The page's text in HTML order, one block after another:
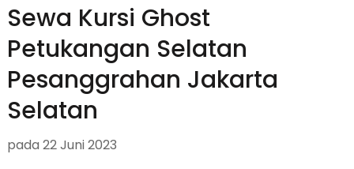
Sewa Kursi Ghost
Petukangan Selatan
Pesanggrahan Jakarta
Selatan
pada 22 Juni 2023